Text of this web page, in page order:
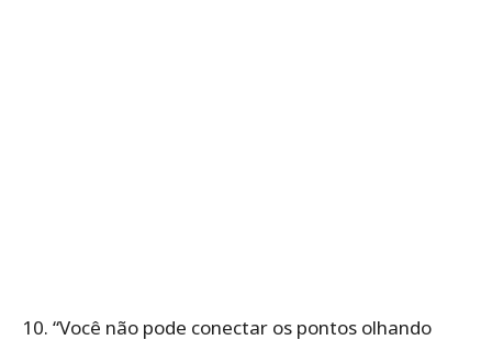
10. “Você não pode conectar os pontos olhando